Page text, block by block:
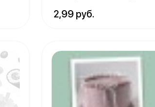
2,99 руб.